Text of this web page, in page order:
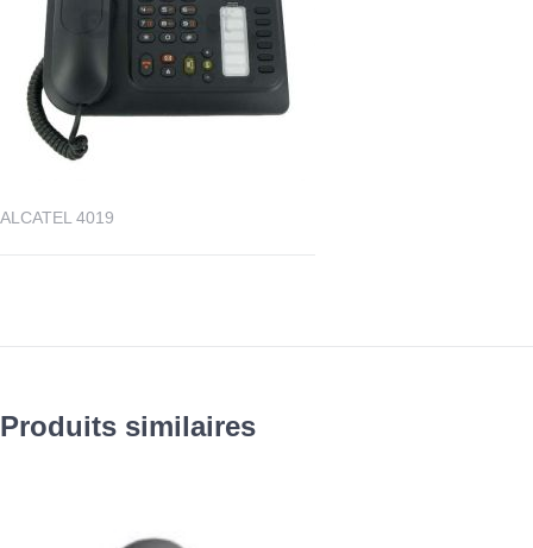
ALCATEL 4019
Produits similaires